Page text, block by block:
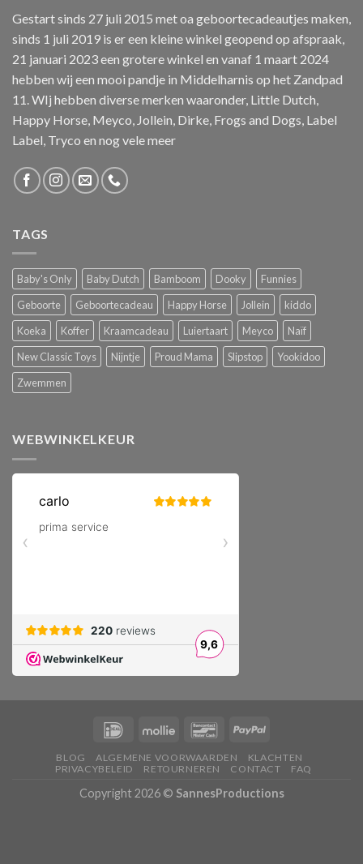
Gestart sinds 27 juli 2015 met oa geboortecadeautjes maken,
sinds 1 juli 2019 is er een kleine winkel geopend op afspraak,
21 januari 2023 een grotere winkel en vanaf 1 maart 2024
hebben wij een mooi pandje in Middelharnis op het Zandpad
11. WIj hebben diverse merken waaronder, Little Dutch,
Happy Horse, Meyco, Jollein, Dirke, Frogs and Dogs, Label
Label, Tryco en nog vele meer
TAGS
Baby's Only Baby Dutch Bamboom Dooky
Funnies
Geboorte
Geboortecadeau Happy Horse Jollein
kiddo
Koeka
Koffer Kraamcadeau Luiertaart Meyco
Naïf
New Classic Toys
Nijntje Proud Mama Slipstop
Yookidoo
Zwemmen
WEBWINKELKEUR
BLOG ALGEMENE VOORWAARDEN
KLACHTEN
PRIVACYBELEID
RETOURNEREN CONTACT FAQ
Copyright 2026 © SannesProductions